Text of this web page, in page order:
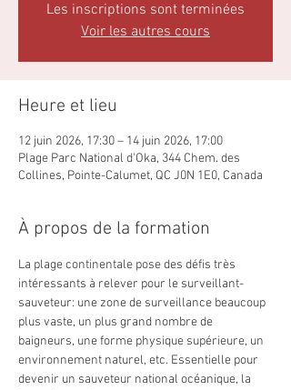
Les inscriptions sont terminées
Voir les autres cours
Heure et lieu
12 juin 2026, 17:30 – 14 juin 2026, 17:00
Plage Parc National d'Oka, 344 Chem. des
Collines, Pointe-Calumet, QC J0N 1E0, Canada
À propos de la formation
La plage continentale pose des défis très
intéressants à relever pour le surveillant-
sauveteur: une zone de surveillance beaucoup
plus vaste, un plus grand nombre de
baigneurs, une forme physique supérieure, un
environnement naturel, etc. Essentielle pour
devenir un sauveteur national océanique, la